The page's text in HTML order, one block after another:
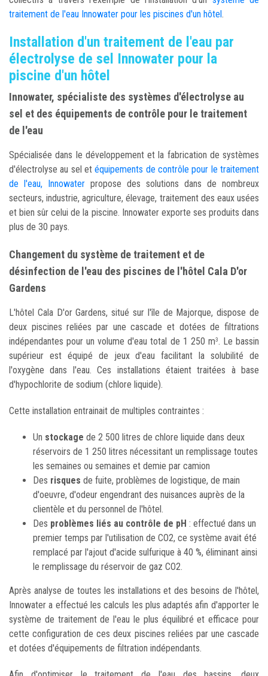
traitement de l'eau Innowater pour les piscines d'un hôtel
Installation d'un traitement de l'eau par
électrolyse de sel Innowater pour la
piscine d'un hôtel
Innowater, spécialiste des systèmes d'électrolyse au
sel et des équipements de contrôle pour le traitement
de l'eau
Spécialisée dans le développement et la fabrication de systèmes
d'électrolyse au sel etéquipements de contrôle pour le traitement
de l'eau, Innowater propose des solutions dans de nombreux
secteurs, industrie, agriculture, élevage, traitement des eaux usées
et bien sûr celui de la piscine. Innowater exporte ses produits dans
plus de 30 pays.
Changement du système de traitement et de
désinfection de l'eau des piscines de l'hôtel Cala D'or
Gardens
L'hôtel Cala D'or Gardens, situé sur l'île de Majorque, dispose de
deux piscines reliées par une cascade et dotées de filtrations
indépendantes pour un volume d'eau total de 1 250 m3
. Le bassin
supérieur est équipé de jeux d'eau facilitant la solubilité de
l'oxygène dans l'eau. Ces installations étaient traitées à base
d'hypochlorite de sodium (chlore liquide).
Cette installation entrainait de multiples contraintes :
Un stockage de 2 500 litres de chlore liquide dans deux
réservoirs de 1 250 litres nécessitant un remplissage toutes
les semaines ou semaines et demie par camion
Des risques de fuite, problèmes de logistique, de main
d'oeuvre, d'odeur engendrant des nuisances auprès de la
clientèle et du personnel de l'hôtel.
Des problèmes liés au contrôle de pH : effectué dans un
premier temps par l'utilisation de CO2, ce système avait été
remplacé par l'ajout d'acide sulfurique à 40 %, éliminant ainsi
le remplissage du réservoir de gaz CO2.
Après analyse de toutes les installations et des besoins de l'hôtel,
Innowater a effectué les calculs les plus adaptés afin d'apporter le
système de traitement de l'eau le plus équilibré et efficace pour
cette configuration de ces deux piscines reliées par une cascade
et dotées d'équipements de filtration indépendants.